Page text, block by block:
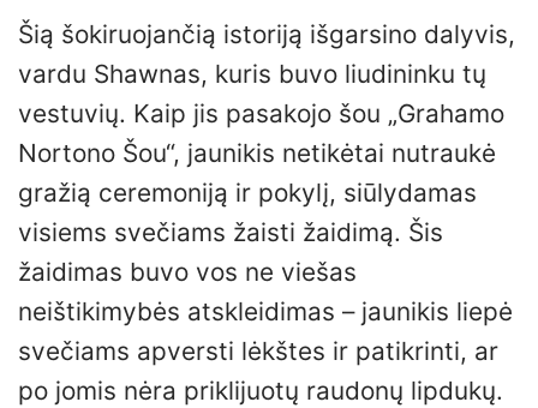
Šią šokiruojančią istoriją išgarsino dalyvis,
vardu Shawnas, kuris buvo liudininku tų
vestuvių. Kaip jis pasakojo šou „Grahamo
Nortono Šou“, jaunikis netikėtai nutraukė
gražią ceremoniją ir pokylį, siūlydamas
visiems svečiams žaisti žaidimą. Šis
žaidimas buvo vos ne viešas
neištikimybės atskleidimas – jaunikis liepė
svečiams apversti lėkštes ir patikrinti, ar
po jomis nėra priklijuotų raudonų lipdukų.